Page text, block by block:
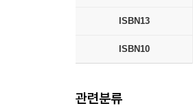
ISBN13
ISBN10
관련분류